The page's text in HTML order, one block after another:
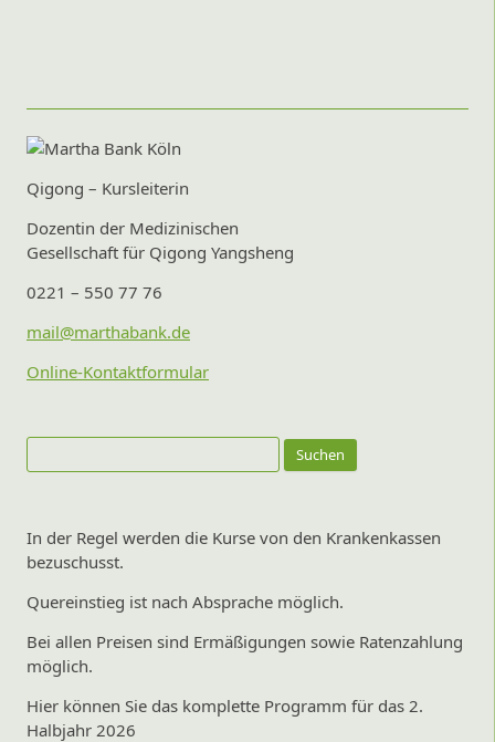
Qigong – Kursleiterin
Dozentin der Medizinischen
Gesellschaft für Qigong Yangsheng
0221 – 550 77 76
mail@marthabank.de
Online-Kontaktformular
nach:
In der Regel werden die Kurse von den Krankenkassen
bezuschusst.
Quereinstieg ist nach Absprache möglich.
Bei allen Preisen sind Ermäßigungen sowie Ratenzahlung
möglich.
Hier können Sie das komplette Programm für das 2.
Halbjahr 2026